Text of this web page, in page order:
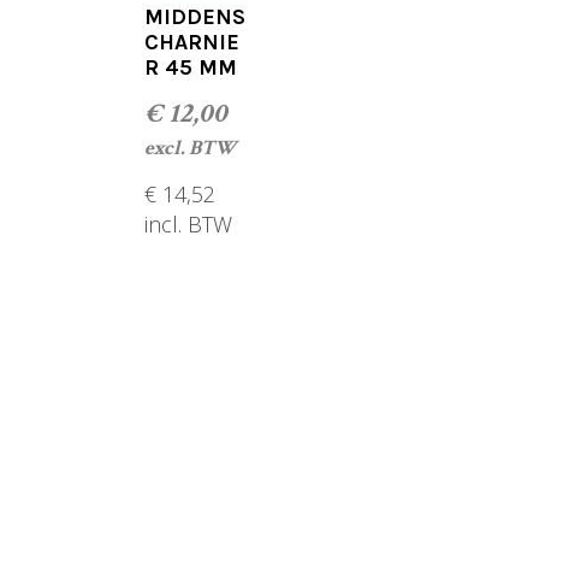
0
o
u
t
5
MIDDENS
CHARNIE
R 45 MM
€12,00
excl. BTW
€14,52
incl. BTW